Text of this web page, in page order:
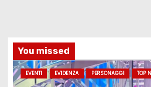
You missed
EVENTI EVIDENZA PERSONAGGI TOP